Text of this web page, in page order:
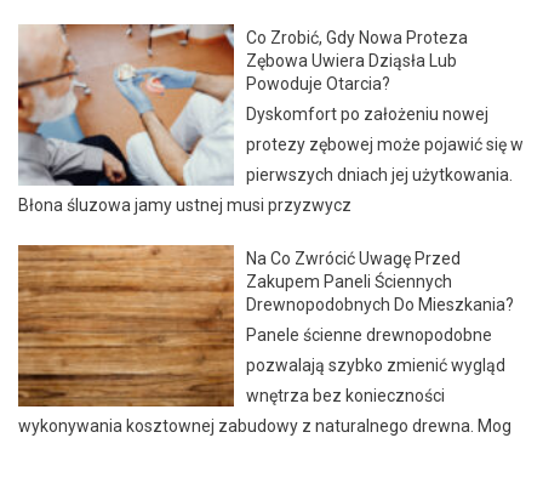
Co Zrobić, Gdy Nowa Proteza
Zębowa Uwiera Dziąsła Lub
Powoduje Otarcia?
Dyskomfort po założeniu nowej
protezy zębowej może pojawić się w
pierwszych dniach jej użytkowania.
Błona śluzowa jamy ustnej musi przyzwycz
Na Co Zwrócić Uwagę Przed
Zakupem Paneli Ściennych
Drewnopodobnych Do Mieszkania?
Panele ścienne drewnopodobne
pozwalają szybko zmienić wygląd
wnętrza bez konieczności
wykonywania kosztownej zabudowy z naturalnego drewna. Mog